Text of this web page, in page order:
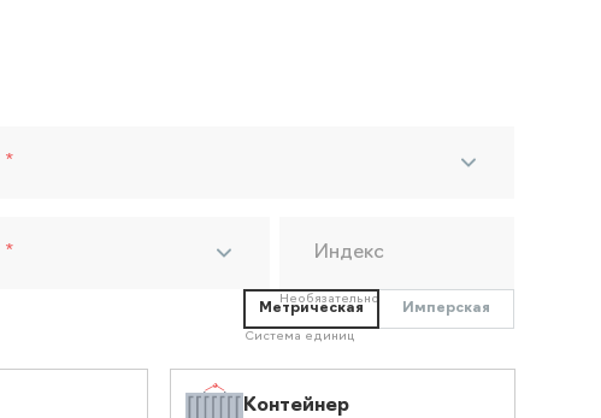
*
* Индекс
Необязательно
Метрическая Имперская
Система единиц
Контейнер